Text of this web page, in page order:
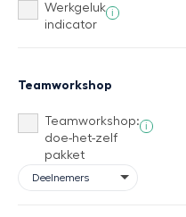
Werkgeluk
indicator
i
Teamworkshop
Teamworkshop:
doe-het-zelf
pakket
i